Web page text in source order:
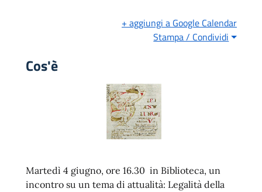
+ aggiungi a Google Calendar
Stampa / Condividi
Cos'è
Martedì 4 giugno, ore 16.30 in Biblioteca, un
incontro su un tema di attualità: Legalità della